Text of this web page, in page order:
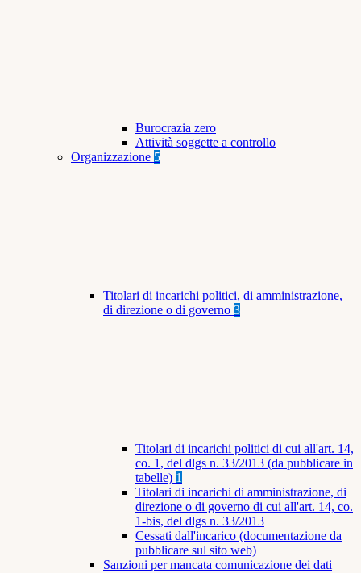
Burocrazia zero
Attività soggette a controllo
Organizzazione 5
Titolari di incarichi politici, di amministrazione,
di direzione o di governo 3
Titolari di incarichi politici di cui all'art. 14,
co. 1, del dlgs n. 33/2013 (da pubblicare in
tabelle) 1
Titolari di incarichi di amministrazione, di
direzione o di governo di cui all'art. 14, co.
1-bis, del dlgs n. 33/2013
Cessati dall'incarico (documentazione da
pubblicare sul sito web)
Sanzioni per mancata comunicazione dei dati